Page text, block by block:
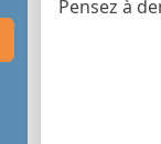
Pensez à